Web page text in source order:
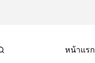
หน้าแรก